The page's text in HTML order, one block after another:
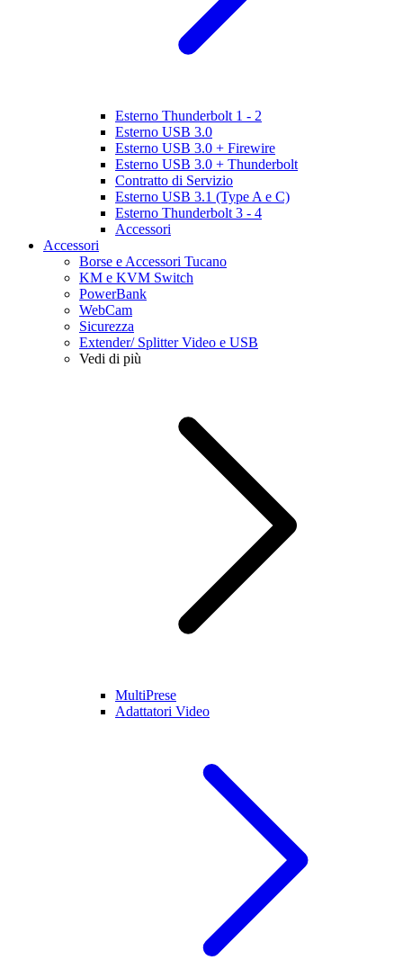
Esterno Thunderbolt 1 - 2
Esterno USB 3.0
Esterno USB 3.0 + Firewire
Esterno USB 3.0 + Thunderbolt
Contratto di Servizio
Esterno USB 3.1 (Type A e C)
Esterno Thunderbolt 3 - 4
Accessori
Accessori
Borse e Accessori Tucano
KM e KVM Switch
PowerBank
WebCam
Sicurezza
Extender/ Splitter Video e USB
Vedi di più
MultiPrese
Adattatori Video